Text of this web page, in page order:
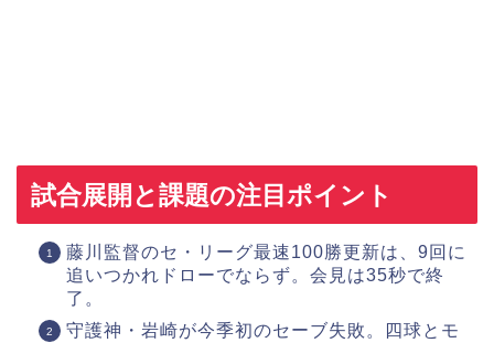
試合展開と課題の注目ポイント
藤川監督のセ・リーグ最速100勝更新は、9回に
追いつかれドローでならず。会見は35秒で終
了。
守護神・岩崎が今季初のセーブ失敗。四球とモ